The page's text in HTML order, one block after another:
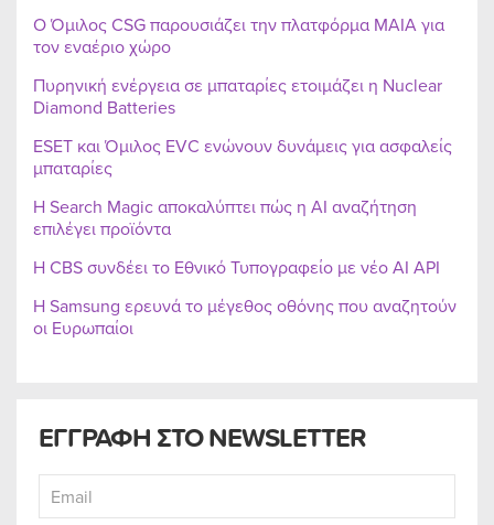
ΕΓΓΡΑΦΗ ΣΤΟ NEWSLETTER
Ο Όμιλος CSG παρουσιάζει την πλατφόρμα MAIA για
τον εναέριο χώρο
Πυρηνική ενέργεια σε μπαταρίες ετοιμάζει η Nuclear
Diamond Batteries
ESET και Όμιλος EVC ενώνουν δυνάμεις για ασφαλείς
μπαταρίες
Η Search Magic αποκαλύπτει πώς η AI αναζήτηση
επιλέγει προϊόντα
Η CBS συνδέει το Εθνικό Τυπογραφείο με νέο AI API
Η Samsung ερευνά το μέγεθος οθόνης που αναζητούν
οι Ευρωπαίοι